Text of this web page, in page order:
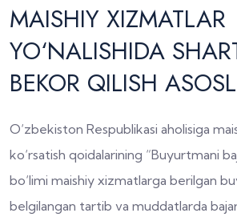
MAISHIY XIZMATLAR
YO‘NALISHIDA
BEKOR QILISH
O‘zbekiston Respublikasi aholisiga
ko‘rsatish qoidalarining “Buyurtmani
bo‘limi maishiy xizmatlarga berilgan
belgilangan tartib va muddatlarda